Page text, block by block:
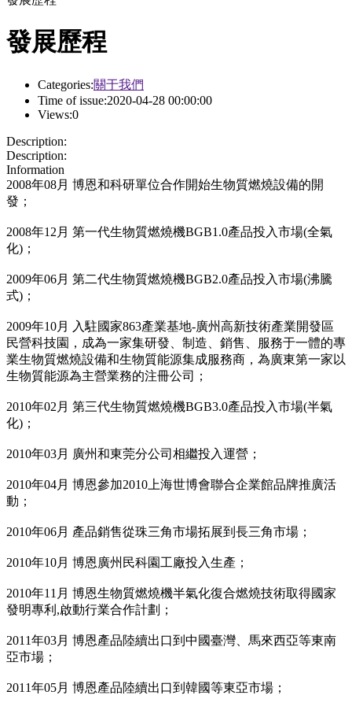
發展歷程
Categories:關于我們
Time of issue:2020-04-28 00:00:00
Views:0
Description:
Description:
Information
2008年08月 博恩和科研單位合作開始生物質燃燒設備的開
發；
2008年12月 第一代生物質燃燒機BGB1.0產品投入市場(全氣
化)；
2009年06月 第二代生物質燃燒機BGB2.0產品投入市場(沸騰
式)；
2009年10月 入駐國家863產業基地-廣州高新技術產業開發區
民營科技園，成為一家集研發、制造、銷售、服務于一體的專
業生物質燃燒設備和生物質能源集成服務商，為廣東第一家以
生物質能源為主營業務的注冊公司；
2010年02月 第三代生物質燃燒機BGB3.0產品投入市場(半氣
化)；
2010年03月 廣州和東莞分公司相繼投入運營；
2010年04月 博恩參加2010上海世博會聯合企業館品牌推廣活
動；
2010年06月 產品銷售從珠三角市場拓展到長三角市場；
2010年10月 博恩廣州民科園工廠投入生產；
2010年11月 博恩生物質燃燒機半氣化復合燃燒技術取得國家
發明專利,啟動行業合作計劃；
2011年03月 博恩產品陸續出口到中國臺灣、馬來西亞等東南
亞市場；
2011年05月 博恩產品陸續出口到韓國等東亞市場；